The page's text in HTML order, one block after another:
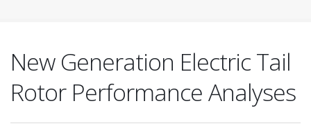
New Generation Electric Tail
Rotor Performance Analyses